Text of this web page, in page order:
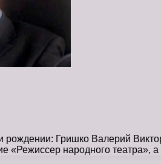
Гришко Валерий
«Режиссер народного театра»,